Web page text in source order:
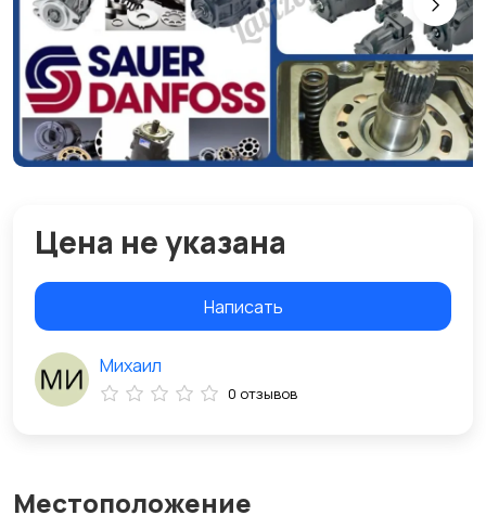
Местоположение
Цена не указана
Написать
Михаил
0 отзывов